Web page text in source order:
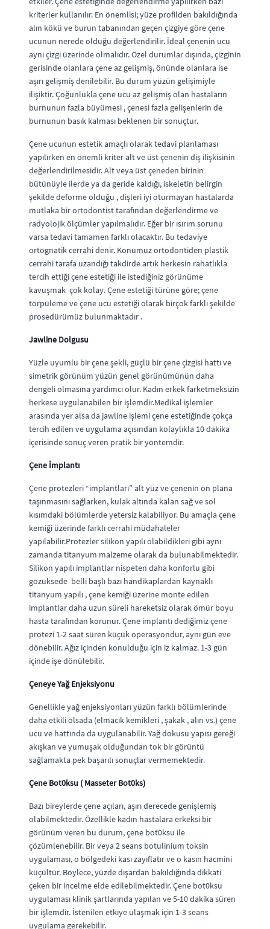
kriterler kullanılır. En önemlisi; yüze profilden bakıldığında
alın kökü ve burun tabanından geçen çizgiye göre çene
ucunun nerede olduğu değerlendirilir. İdeal çenenin ucu
aynı çizgi üzerinde olmalıdır. Özel durumlar dışında, çizginin
gerisinde olanlara çene az gelişmiş, önünde olanlara ise
aşırı gelişmiş denilebilir. Bu durum yüzün gelişimiyle
ilişiktir. Çoğunlukla çene ucu az gelişmiş olan hastaların
burnunun fazla büyümesi , çenesi fazla gelişenlerin de
burnunun basık kalması beklenen bir sonuçtur.
Çene ucunun estetik amaçlı olarak tedavi planlaması
yapılırken en önemli kriter alt ve üst çenenin diş ilişkisinin
değerlendirilmesidir. Alt veya üst çeneden birinin
bütünüyle ilerde ya da geride kaldığı, iskeletin belirgin
şekilde deforme olduğu , dişleri iyi oturmayan hastalarda
mutlaka bir ortodontist tarafından değerlendirme ve
radyolojik ölçümler yapılmalıdır. Eğer bir ısırım sorunu
varsa tedavi tamamen farklı olacaktır. Bu tedaviye
ortognatik cerrahi denir. Konumuz ortodontiden plastik
cerrahi tarafa uzandığı takdirde artık herkesin rahatlıkla
tercih ettiği çene estetiği ile istediğiniz görünüme
kavuşmak çok kolay. Çene estetiği türüne göre; çene
törpüleme ve çene ucu estetiği olarak birçok farklı şekilde
prosedürümüz bulunmaktadır .
Jawline Dolgusu
Yüzle uyumlu bir çene şekli, güçlü bir çene çizgisi hattı ve
simetrik görünüm yüzün genel görünümünün daha
dengeli olmasına yardımcı olur. Kadın erkek farketmeksizin
herkese uygulanabilen bir işlemdir.Medikal işlemler
arasında yer alsa da jawline işlemi çene estetiğinde çokça
tercih edilen ve uygulama açısından kolaylıkla 10 dakika
içerisinde sonuç veren pratik bir yöntemdir.
Çene İmplantı
Çene protezleri “implantları” alt yüz ve çenenin ön plana
taşınmasını sağlarken, kulak altında kalan sağ ve sol
kısımdaki bölümlerde yetersiz kalabiliyor. Bu amaçla çene
kemiği üzerinde farklı cerrahi müdahaleler
yapılabilir.Protezler silikon yapılı olabildikleri gibi aynı
zamanda titanyum malzeme olarak da bulunabilmektedir.
Silikon yapılı implantlar nispeten daha konforlu gibi
gözüksede belli başlı bazı handikaplardan kaynaklı
titanyum yapılı , çene kemiği üzerine monte edilen
implantlar daha uzun süreli hareketsiz olarak ömür boyu
hasta tarafından korunur. Çene implantı dediğimiz çene
protezi 1-2 saat süren küçük operasyondur, aynı gün eve
dönebilir. Ağız içinden konulduğu için iz kalmaz. 1-3 gün
içinde işe dönülebilir.
Çeneye Yağ Enjeksiyonu
Genellikle yağ enjeksiyonları yüzün farklı bölümlerinde
daha etkili olsada (elmacık kemikleri , şakak , alın vs.) çene
ucu ve hattında da uygulanabilir. Yağ dokusu yapısı gereği
akışkan ve yumuşak olduğundan tok bir görüntü
sağlamakta pek başarılı sonuçlar vermemektedir.
Çene Bot0ksu ( Masseter Bot0ks)
Bazı bireylerde çene açıları, aşırı derecede genişlemiş
olabilmektedir. Özellikle kadın hastalara erkeksi bir
görünüm veren bu durum, çene bot0ksu ile
çözümlenebilir. Bir veya 2 seans botulinium toksin
uygulaması, o bölgedeki kası zayıflatır ve o kasın hacmini
küçültür. Böylece, yüzde dışardan bakıldığında dikkati
çeken bir incelme elde edilebilmektedir. Çene bot0ksu
uygulaması klinik şartlarında yapılan ve 5-10 dakika süren
bir işlemdir. İstenilen etkiye ulaşmak için 1-3 seans
uygulama gerekebilir.